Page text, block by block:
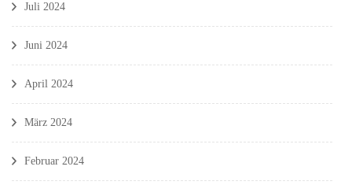
Juli 2024
Juni 2024
April 2024
März 2024
Februar 2024